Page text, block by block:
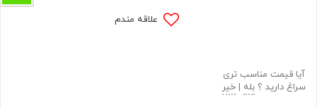
علاقه مندم
آیا قیمت مناسب تری
سراغ دارید ؟ بله | خیر